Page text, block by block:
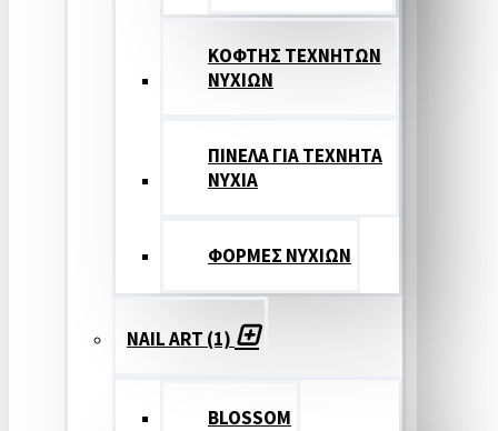
ΚΟΦΤΗΣ ΤΕΧΝΗΤΩΝ
ΝΥΧΙΩΝ
ΠΙΝΕΛΑ ΓΙΑ ΤΕΧΝΗΤΑ
ΝΥΧΙΑ
ΦΟΡΜΕΣ ΝΥΧΙΩΝ
NAIL ART (1)
BLOSSOM